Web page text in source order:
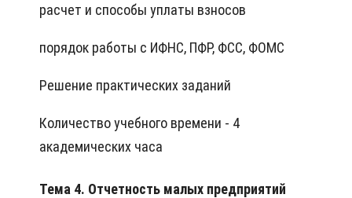
расчет и способы уплаты взносов
порядок работы с ИФНС, ПФР, ФСС, ФОМС
Решение практических заданий
Количество учебного времени - 4
академических часа
Тема 4. Отчетность малых предприятий